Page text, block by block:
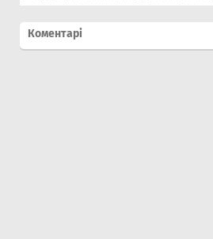
Коментарі